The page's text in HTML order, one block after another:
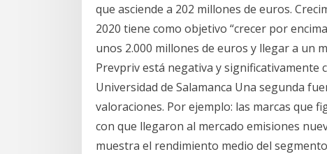
que asciende a 202 millones de euros.
2020 tiene como objetivo “crecer por
unos 2.000 millones de euros y llegar a un
Prevpriv está negativa y significativamente
Universidad de Salamanca Una segunda
valoraciones. Por ejemplo: las marcas que
con que llegaron al mercado emisiones
muestra el rendimiento medio del